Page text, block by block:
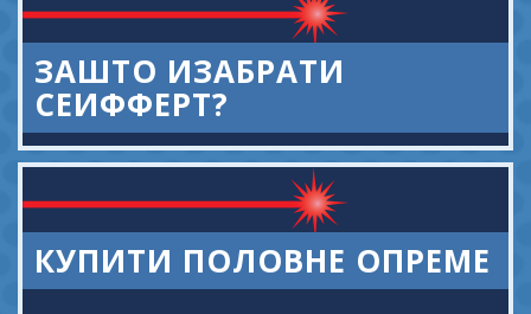
ЗАШТО ИЗАБРАТИ
СЕИФФЕРТ?
КУПИТИ ПОЛОВНЕ ОПРЕМЕ